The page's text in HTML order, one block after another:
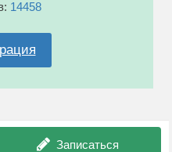
14458
Записаться